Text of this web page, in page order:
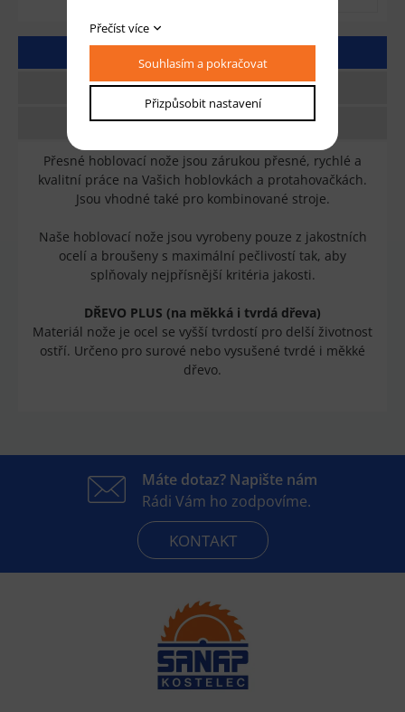
TECHNICKÉ PARAMETRY
DOTAZ
Přesné hoblovací nože jsou zárukou přesné, rychlé a
kvalitní práce na Vašich hoblovkách a protahovačkách.
Jsou vhodné také pro kombinované stroje.
Naše hoblovací nože jsou vyrobeny pouze z jakostních
ocelí a broušeny s maximální pečlivostí tak, aby
splňovaly nejpřísnější kritéria jakosti.
DŘEVO PLUS (na měkká i tvrdá dřeva)
Materiál nože je ocel se vyšší tvrdostí pro delší životnost
ostří. Určeno pro surové nebo vysušené tvrdé i měkké
dřevo.
Máte dotaz? Napište nám
Rádi Vám ho zodpovíme.
KONTAKT
Přečíst více
Souhlasím a pokračovat
Přizpůsobit nastavení